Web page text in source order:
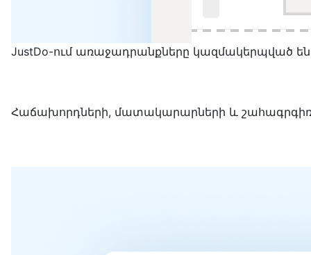
JustDo-ում առաջադրանքները կազմակերպված
Հաճախորդների, մատակարարների և շահագրգիռ